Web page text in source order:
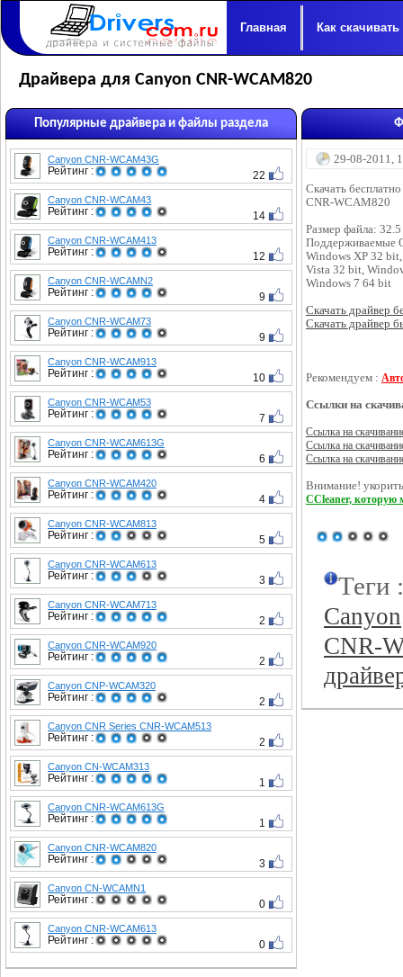
Главная Как скачивать
Драйвера для Canyon CNR-WCAM820
Популярные драйвера и файлы раздела
Canyon CNR-WCAM43G
Рейтинг : 22
Canyon CNR-WCAM43
Рейтинг : 14
Canyon CNR-WCAM413
Рейтинг : 12
Canyon CNR-WCAMN2
Рейтинг : 9
Canyon CNR-WCAM73
Рейтинг : 9
Canyon CNR-WCAM913
Рейтинг : 10
Canyon CNR-WCAM53
Рейтинг : 7
Canyon CNR-WCAM613G
Рейтинг : 6
Canyon CNR-WCAM420
Рейтинг : 4
Canyon CNR-WCAM813
Рейтинг : 5
Canyon CNR-WCAM613
Рейтинг : 3
Canyon CNR-WCAM713
Рейтинг : 2
Canyon CNR-WCAM920
Рейтинг : 2
Canyon CNP-WCAM320
Рейтинг : 2
Canyon CNR Series CNR-WCAM513
Рейтинг : 2
Canyon CN-WCAM313
Рейтинг : 1
Canyon CNR-WCAM613G
Рейтинг : 1
Canyon CNR-WCAM820
Рейтинг : 3
Canyon CN-WCAMN1
Рейтинг : 0
Canyon CNR-WCAM613
Рейтинг : 0
29-08-2011,
Скачать
CNR-WCAM820
Размер файла:
Поддерживаемые
Windows XP 32
Vista 32 bit,
Windows 7 64 bit
Скачать драйвер
Скачать драйвер
Рекомендуем :
Ссылки на
Ссылка на
Ссылка на
Ссылка на
Внимание!
CCleaner, которую
Теги
Canyon
CNR-